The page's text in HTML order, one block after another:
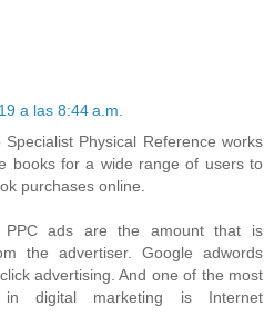
a las 8:44 a.m.
Physical Reference works
books for a wide range of users to
purchases online.
PPC ads are the amount that is
the advertiser. Google adwords
advertising. And one of the most
in digital marketing is Internet